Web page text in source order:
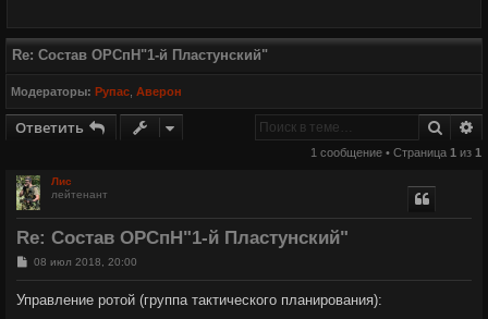
Re: Состав ОРСпН"1-й Пластунский"
Модераторы: Рупас ,Аверон
Ответить Поиск
1 сообщение • Страница 1 из 1
Лис
лейтенант
Re: Состав ОРСпН"1-й Пластунский"
С
б
08 июл 2018, 20:00
Управление ротой (группа тактического планирования):